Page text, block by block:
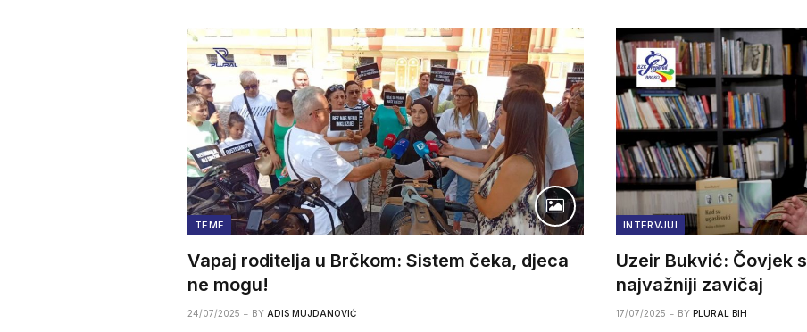
TEME
Vapaj roditelja u Brčkom: Sistem čeka, djeca
ne mogu!
24/07/2025 BY ADIS MUJDANOVIĆ
INTERVJUI
Uzeir Bukvić: Čovjek
najvažniji zavičaj
17/07/2025 BY PLURAL BIH